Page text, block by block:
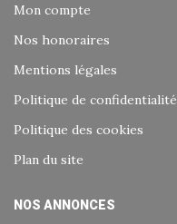
Mon compte
Nos honoraires
Mentions légales
Politique de confidentialité
Politique des cookies
Plan du site
NOS ANNONCES